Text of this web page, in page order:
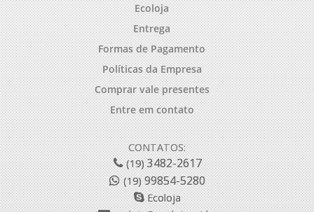
Ecoloja
Entrega
Formas de Pagamento
Políticas da Empresa
Comprar vale presentes
Entre em contato
CONTATOS:
(19)3482-2617
(19)99854-5280
Ecoloja